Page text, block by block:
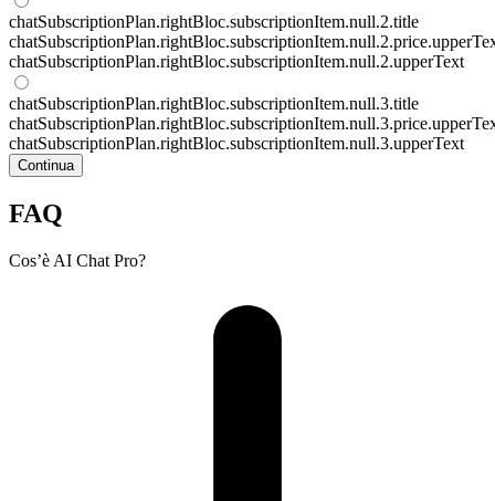
chatSubscriptionPlan.rightBloc.subscriptionItem.null.2.title
chatSubscriptionPlan.rightBloc.subscriptionItem.null.2.upperText
chatSubscriptionPlan.rightBloc.subscriptionItem.null.3.title
chatSubscriptionPlan.rightBloc.subscriptionItem.null.3.upperText
Continua
FAQ
Cos’è AI Chat Pro?